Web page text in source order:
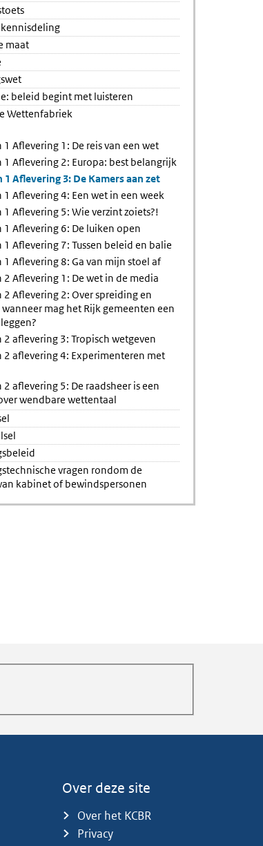
maat
beleid begint met luisteren
Wettenfabriek
1 Aflevering 1: De reis van een wet
1 Aflevering 2: Europa: best belangrijk
1 Aflevering 3: De Kamers aan zet
1 Aflevering 4: Een wet in een week
1 Aflevering 5: Wie verzint zoiets?!
1 Aflevering 6: De luiken open
1 Aflevering 7: Tussen beleid en balie
1 Aflevering 8: Ga van mijn stoel af
2 Aflevering 1: De wet in de media
2 Aflevering 2: Over spreiding en
mag het Rijk gemeenten een
2 aflevering 3: Tropisch wetgeven
2 aflevering 4: Experimenteren met
2 aflevering 5: De raadsheer is een
wendbare wettentaal
vragen rondom de
kabinet of bewindspersonen
Over deze site
Over het KCBR
Privacy